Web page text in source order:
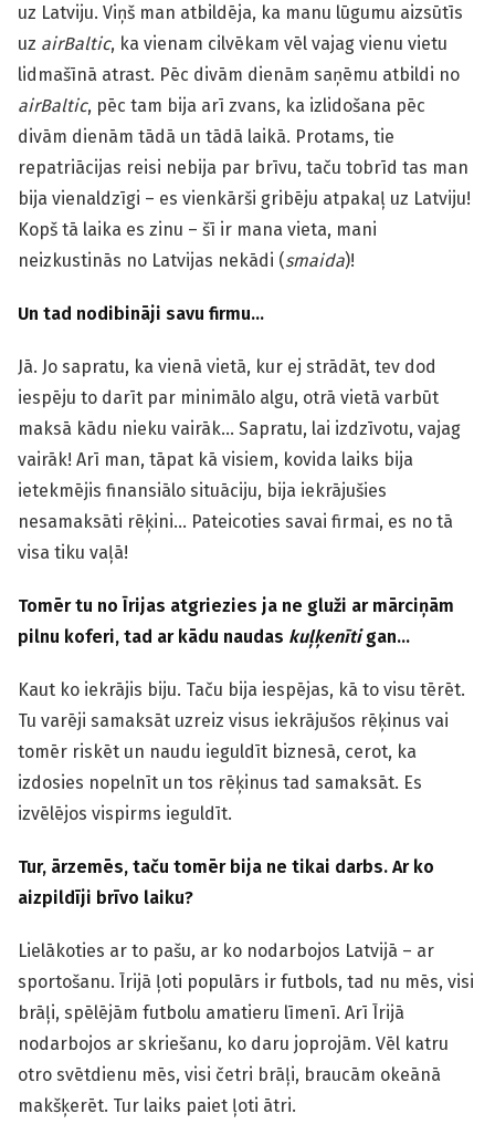
uz Latviju. Viņš man atbildēja, ka manu lūgumu aizsūtīs
uz airBaltic, ka vienam cilvēkam vēl vajag vienu vietu
lidmašīnā atrast. Pēc divām dienām saņēmu atbildi no
airBaltic, pēc tam bija arī zvans, ka izlidošana pēc
divām dienām tādā un tādā laikā. Protams, tie
repatriācijas reisi nebija par brīvu, taču tobrīd tas man
bija vienaldzīgi – es vienkārši gribēju atpakaļ uz Latviju!
Kopš tā laika es zinu – šī ir mana vieta, mani
neizkustinās no Latvijas nekādi (smaida)!
Un tad nodibināji savu firmu…
Jā. Jo sapratu, ka vienā vietā, kur ej strādāt, tev dod
iespēju to darīt par minimālo algu, otrā vietā varbūt
maksā kādu nieku vairāk… Sapratu, lai izdzīvotu, vajag
vairāk! Arī man, tāpat kā visiem, kovida laiks bija
ietekmējis finansiālo situāciju, bija iekrājušies
nesamaksāti rēķini… Pateicoties savai firmai, es no tā
visa tiku vaļā!
Tomēr tu no Īrijas atgriezies ja ne gluži ar mārciņām
pilnu koferi, tad ar kādu naudas kuļķenītigan…
Kaut ko iekrājis biju. Taču bija iespējas, kā to visu tērēt.
Tu varēji samaksāt uzreiz visus iekrājušos rēķinus vai
tomēr riskēt un naudu ieguldīt biznesā, cerot, ka
izdosies nopelnīt un tos rēķinus tad samaksāt. Es
izvēlējos vispirms ieguldīt.
Tur, ārzemēs, taču tomēr bija ne tikai darbs. Ar ko
aizpildīji brīvo laiku?
Lielākoties ar to pašu, ar ko nodarbojos Latvijā – ar
sportošanu. Īrijā ļoti populārs ir futbols, tad nu mēs, visi
brāļi, spēlējām futbolu amatieru līmenī. Arī Īrijā
nodarbojos ar skriešanu, ko daru joprojām. Vēl katru
otro svētdienu mēs, visi četri brāļi, braucām okeānā
makšķerēt. Tur laiks paiet ļoti ātri.